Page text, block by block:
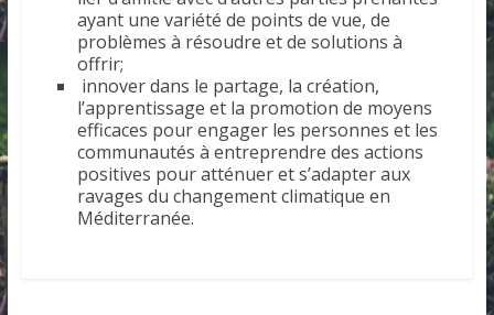
ayant une variété de points de vue, de
problèmes à résoudre et de solutions à
offrir;
innover dans le partage, la création,
l’apprentissage et la promotion de moyens
efficaces pour engager les personnes et les
communautés à entreprendre des actions
positives pour atténuer et s’adapter aux
ravages du changement climatique en
Méditerranée.